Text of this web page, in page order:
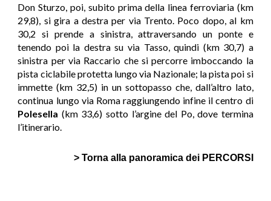
Don Sturzo, poi, subito prima della linea ferroviaria (km
29,8), si gira a destra per via Trento. Poco dopo, al km
30,2 si prende a sinistra, attraversando un ponte e
tenendo poi la destra su via Tasso, quindi (km 30,7) a
sinistra per via Raccario che si percorre imboccando la
pista ciclabile protetta lungo via Nazionale; la pista poi si
immette (km 32,5) in un sottopasso che, dall’altro lato,
continua lungo via Roma raggiungendo infine il centro di
Polesella (km 33,6) sotto l’argine del Po, dove termina
l’itinerario.
>Torna alla panoramica dei PERCORSI